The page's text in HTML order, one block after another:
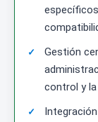
Gestión
control y